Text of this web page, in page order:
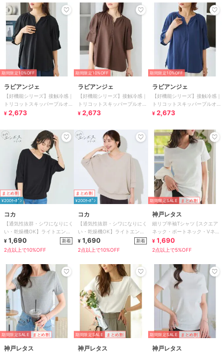
期間限定10%OFF
ラビアンジェ
【好機能シリーズ】接触冷感｜
トリコットスキッパープルオー
バー｜オフィスカジュアル/き
¥ 2,673
期間限定10%OFF
ラビアンジェ
【好機能シリーズ】接触冷感｜
トリコットスキッパープルオー
バー｜オフィスカジュアル/き
¥ 2,673
期間限定10%OFF
ラビアンジェ
【好機能シリーズ】接触冷感｜
トリコットスキッパープルオー
バー｜オフィスカジュアル/き
¥ 2,673
まとめ割
¥200ｸｰﾎﾟﾝ
コカ
【通気性抜群・シワになりにく
い・乾燥機OK】ライトエンボ
スドルマンVネックT 全2色
¥ 1,690 新着
2点以上で10%OFF
まとめ割
¥200ｸｰﾎﾟﾝ
コカ
【通気性抜群・シワになりにく
い・乾燥機OK】ライトエンボ
スドルマンVネックT 全2色
¥ 1,690 新着
2点以上で10%OFF
期間限定SALE まとめ割
神戸レタス
細リブ半袖Tシャツ [スクエア
ネック・ボートネック・Vネッ
ク］[C3654]
¥ 1,690
2点以上で5%OFF
期間限定SALE まとめ割
神戸レタス
期間限定SALE まとめ割
神戸レタス
期間限定SALE まとめ割
神戸レタス